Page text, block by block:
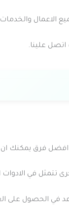
الاعمال والخدمات
علينا.
افضل فرق يمكنك ان
تتمثل في
في الحصول على